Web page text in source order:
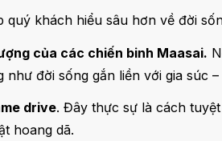
khách hiểu sâu hơn về đời
của các chiến binh Maasai.
như đời sống gắn liền với gia súc
drive. Đây thực sự là cách
hoang dã.